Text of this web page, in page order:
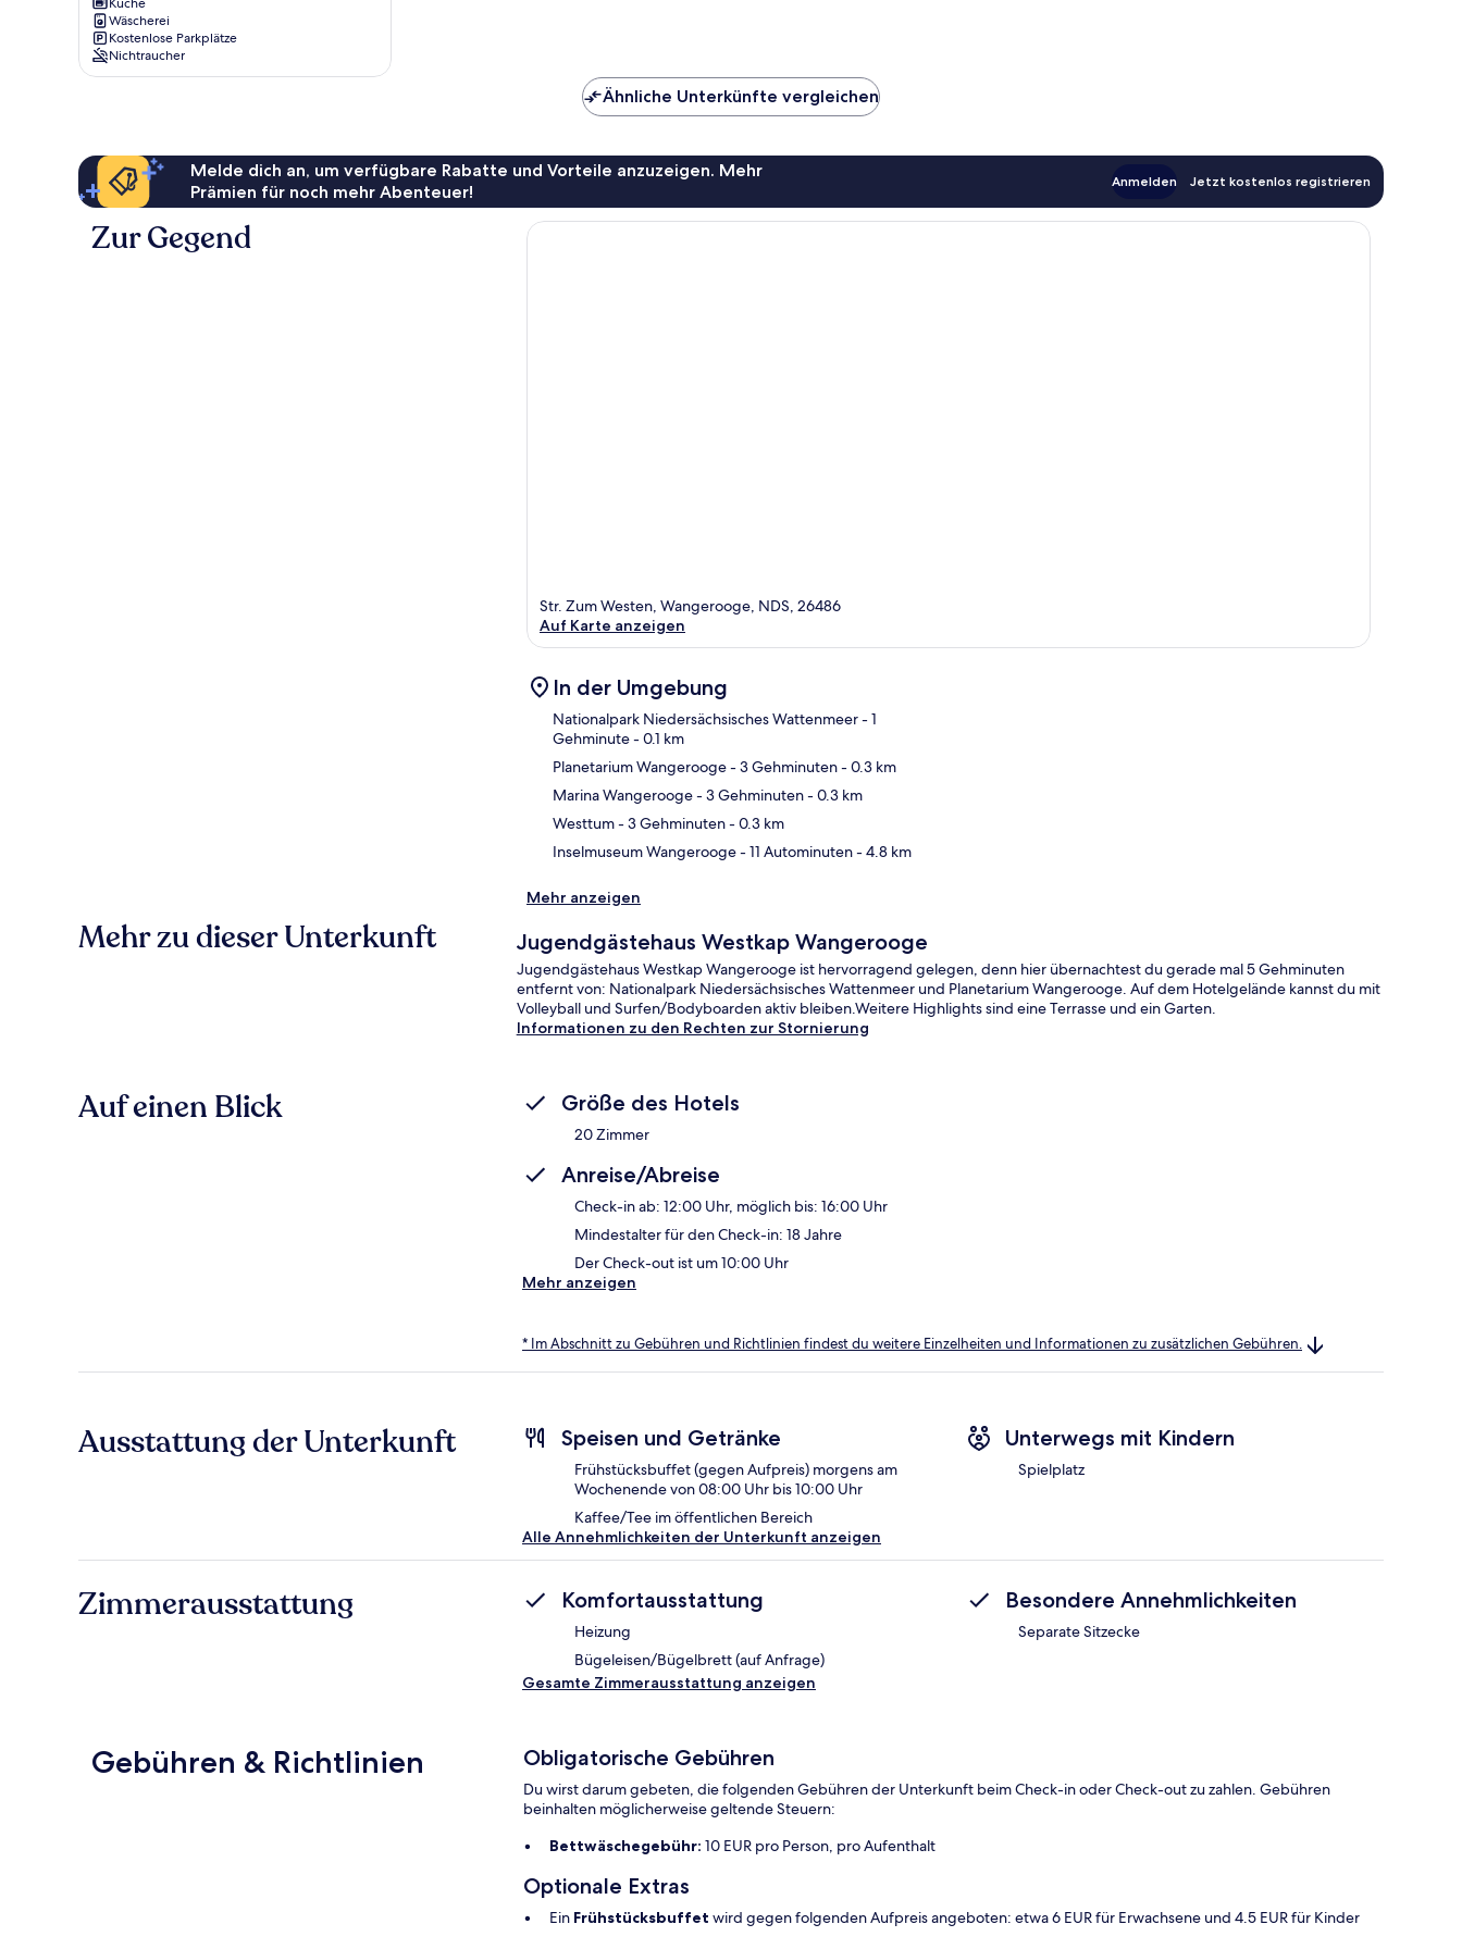
See
on
Wangerooge
Wangerooge
Wäscherei
Kostenlose Parkplätze
Nichtraucher
Ähnliche Unterkünfte vergleichen
Melde dich an, um verfügbare Rabatte und Vorteile anzuzeigen. Mehr
Prämien für noch mehr Abenteuer!
Anmelden Jetzt kostenlos registrieren
Zur Gegend
Str. Zum Westen, Wangerooge, NDS, 26486
Auf Karte anzeigen
In der Umgebung
Nationalpark Niedersächsisches Wattenmeer- 1
Gehminute- 0.1 km
Planetarium Wangerooge- 3 Gehminuten- 0.3 km
Marina Wangerooge- 3 Gehminuten- 0.3 km
Westtum- 3 Gehminuten- 0.3 km
Inselmuseum Wangerooge- 11 Autominuten- 4.8 km
Mehr anzeigen
Mehr zu dieser Unterkunft Jugendgästehaus Westkap Wangerooge
Jugendgästehaus Westkap Wangerooge ist hervorragend gelegen, denn hier übernachtest du gerade mal 5 Gehminuten
entfernt von: Nationalpark Niedersächsisches Wattenmeer und Planetarium Wangerooge. Auf dem Hotelgelände kannst du mit
Volleyball und Surfen/Bodyboarden aktiv bleiben.Weitere Highlights sind eine Terrasse und ein Garten.
Informationen zu den Rechten zur Stornierung
Auf einen Blick Größe des Hotels
20 Zimmer
Anreise/Abreise
Check-in ab: 12:00 Uhr, möglich bis: 16:00 Uhr
Mindestalter für den Check-in: 18 Jahre
Der Check-out ist um 10:00 Uhr
Mehr anzeigen
* Im Abschnitt zu Gebühren und Richtlinien findest du weitere Einzelheiten und Informationen zu zusätzlichen Gebühren.
Ausstattung der Unterkunft Speisen und Getränke
Frühstücksbuffet (gegen Aufpreis) morgens am
Wochenende von 08:00 Uhr bis 10:00 Uhr
Kaffee/Tee im öffentlichen Bereich
Unterwegs mit Kindern
Spielplatz
Alle Annehmlichkeiten der Unterkunft anzeigen
Zimmerausstattung Komfortausstattung
Heizung
Bügeleisen/Bügelbrett (auf Anfrage)
Besondere Annehmlichkeiten
Separate Sitzecke
Gesamte Zimmerausstattung anzeigen
Gebühren & Richtlinien Obligatorische Gebühren
Du wirst darum gebeten, die folgenden Gebühren der Unterkunft beim Check-in oder Check-out zu zahlen. Gebühren
beinhalten möglicherweise geltende Steuern:
Bettwäschegebühr: 10 EUR pro Person, pro Aufenthalt
Optionale Extras
Ein Frühstücksbuffet wird gegen folgenden Aufpreis angeboten: etwa 6 EUR für Erwachsene und 4.5 EUR für Kinder